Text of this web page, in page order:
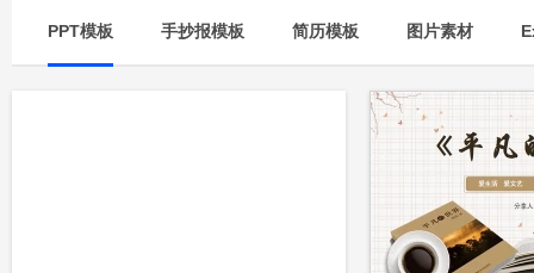
PPT模板 手抄报模板 简历模板 图片素材